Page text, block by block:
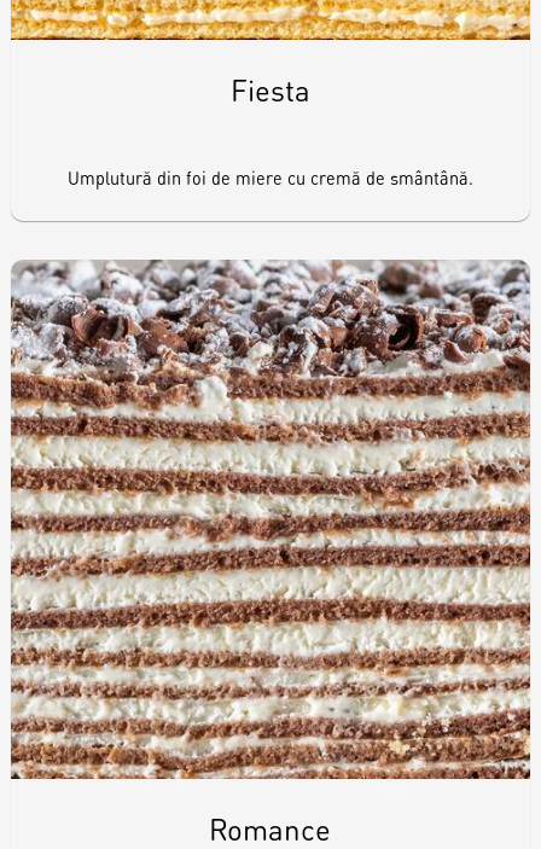
Fiesta
Umplutură din foi de miere cu cremă de smântână.
Romance